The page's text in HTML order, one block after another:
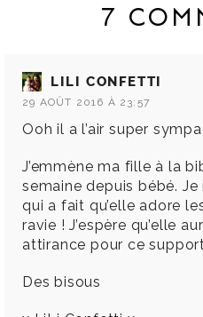
7
LILI CONFETTI
29 AOÛT 2016 À 23:57
Ooh il a l’air super sympa
J’emmène ma fille à la
semaine depuis bébé. Je
qui a fait qu’elle adore
ravie ! J’espère qu’elle
attirance pour ce
Des bisous